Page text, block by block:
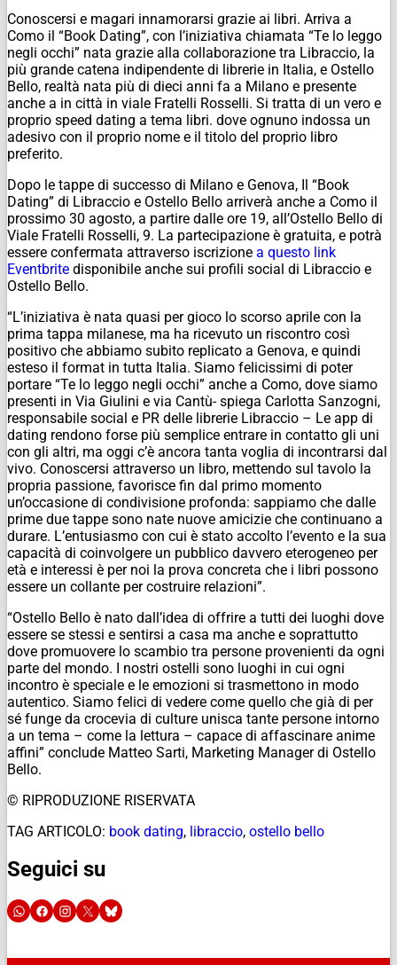
Conoscersi e magari innamorarsi grazie ai libri. Arriva a
Como il “Book Dating”, con l’iniziativa chiamata “Te lo leggo
negli occhi” nata grazie alla collaborazione tra Libraccio, la
più grande catena indipendente di librerie in Italia, e Ostello
Bello, realtà nata più di dieci anni fa a Milano e presente
anche a in città in viale Fratelli Rosselli. Si tratta di un vero e
proprio speed dating a tema libri. dove ognuno indossa un
adesivo con il proprio nome e il titolo del proprio libro
preferito.
Dopo le tappe di successo di Milano e Genova, Il “Book
Dating” di Libraccio e Ostello Bello arriverà anche a Como il
prossimo 30 agosto, a partire dalle ore 19, all’Ostello Bello di
Viale Fratelli Rosselli, 9. La partecipazione è gratuita, e potrà
essere confermata attraverso iscrizione a questo link
Eventbrite disponibile anche sui profili social di Libraccio e
Ostello Bello.
“L’iniziativa è nata quasi per gioco lo scorso aprile con la
prima tappa milanese, ma ha ricevuto un riscontro così
positivo che abbiamo subito replicato a Genova, e quindi
esteso il format in tutta Italia. Siamo felicissimi di poter
portare “Te lo leggo negli occhi” anche a Como, dove siamo
presenti in Via Giulini e via Cantù- spiega Carlotta Sanzogni,
responsabile social e PR delle librerie Libraccio – Le app di
dating rendono forse più semplice entrare in contatto gli uni
con gli altri, ma oggi c’è ancora tanta voglia di incontrarsi dal
vivo. Conoscersi attraverso un libro, mettendo sul tavolo la
propria passione, favorisce fin dal primo momento
un’occasione di condivisione profonda: sappiamo che dalle
prime due tappe sono nate nuove amicizie che continuano a
durare. L’entusiasmo con cui è stato accolto l’evento e la sua
capacità di coinvolgere un pubblico davvero eterogeneo per
età e interessi è per noi la prova concreta che i libri possono
essere un collante per costruire relazioni”.
“Ostello Bello è nato dall’idea di offrire a tutti dei luoghi dove
essere se stessi e sentirsi a casa ma anche e soprattutto
dove promuovere lo scambio tra persone provenienti da ogni
parte del mondo. I nostri ostelli sono luoghi in cui ogni
incontro è speciale e le emozioni si trasmettono in modo
autentico. Siamo felici di vedere come quello che già di per
sé funge da crocevia di culture unisca tante persone intorno
a un tema – come la lettura – capace di affascinare anime
affini” conclude Matteo Sarti, Marketing Manager di Ostello
Bello.
© RIPRODUZIONE RISERVATA
TAG ARTICOLO: book dating, libraccio, ostello bello
Seguici su